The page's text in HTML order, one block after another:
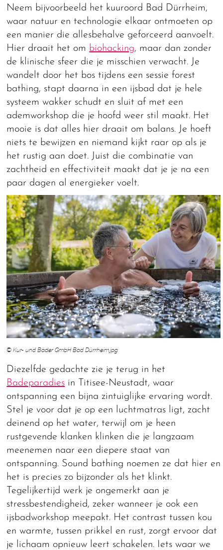
Neem bijvoorbeeld het kuuroord Bad Dürrheim,
waar natuur en technologie elkaar ontmoeten op
een manier die allesbehalve geforceerd aanvoelt.
Hier draait het om biohacking, maar dan zonder
de klinische sfeer die je misschien verwacht. Je
wandelt door het bos tijdens een sessie forest
bathing, stapt daarna in een ijsbad dat je hele
systeem wakker schudt en sluit af met een
ademworkshop die je hoofd weer stil maakt. Het
mooie is dat alles hier draait om balans. Je hoeft
niets te bewijzen en niemand kijkt raar op als je
het rustig aan doet. Juist die combinatie van
zachtheid en effectiviteit maakt dat je je na een
paar dagen al energieker voelt.
© Kur- und Bäder GmbH Bad Dürrheim.jpg
Diezelfde gedachte zie je terug in het
Badeparadies in Titisee-Neustadt, waar
ontspanning een bijna zintuiglijke ervaring wordt.
Stel je voor dat je op een luchtmatras ligt, zacht
deinend op het water, terwijl om je heen
rustgevende klanken klinken die je langzaam
meenemen naar een diepere staat van
ontspanning. Sound bathing noemen ze dat hier en
het is precies zo bijzonder als het klinkt.
Tegelijkertijd werk je ongemerkt aan je
stressbestendigheid, zeker wanneer je ook een
ijsbadworkshop meepakt. Het contrast tussen kou
en warmte, tussen prikkel en rust, zorgt ervoor dat
je lichaam opnieuw leert schakelen. Iets waar we